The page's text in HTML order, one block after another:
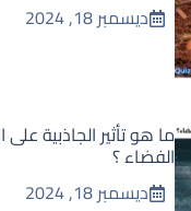
ديسمبر 18, 2024
ما هو تأثير الجاذبية
الفضاء ؟
ديسمبر 18, 2024